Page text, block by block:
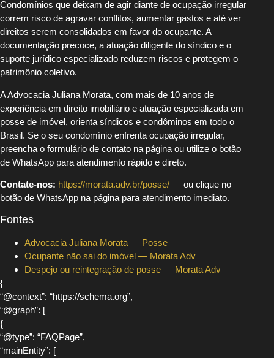
Condomínios que deixam de agir diante de ocupação irregular
correm risco de agravar conflitos, aumentar gastos e até ver
direitos serem consolidados em favor do ocupante. A
documentação precoce, a atuação diligente do síndico e o
suporte jurídico especializado reduzem riscos e protegem o
patrimônio coletivo.
A Advocacia Juliana Morata, com mais de 10 anos de
experiência em direito imobiliário e atuação especializada em
posse de imóvel, orienta síndicos e condôminos em todo o
Brasil. Se o seu condomínio enfrenta ocupação irregular,
preencha o formulário de contato na página ou utilize o botão
de WhatsApp para atendimento rápido e direto.
Contate-nos: https://morata.adv.br/posse/ — ou clique no
botão de WhatsApp na página para atendimento imediato.
Fontes
Advocacia Juliana Morata — Posse
Ocupante não sai do imóvel — Morata Adv
Despejo ou reintegração de posse — Morata Adv
{
“@context”: “https://schema.org”,
“@graph”: [
{
“@type”: “FAQPage”,
“mainEntity”: [